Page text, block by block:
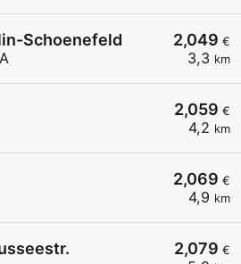
2,049 €
3,3 km
Schoenefeld
2,059 €
4,2 km
2,069 €
4,9 km
2,079 €